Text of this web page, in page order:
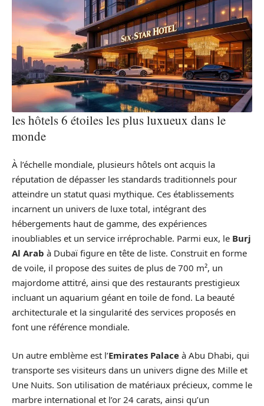
les hôtels 6 étoiles les plus luxueux dans le
monde
À l’échelle mondiale, plusieurs hôtels ont acquis la
réputation de dépasser les standards traditionnels pour
atteindre un statut quasi mythique. Ces établissements
incarnent un univers de luxe total, intégrant des
hébergements haut de gamme, des expériences
inoubliables et un service irréprochable. Parmi eux, le Burj
Al Arab à Dubaï figure en tête de liste. Construit en forme
de voile, il propose des suites de plus de 700 m², un
majordome attitré, ainsi que des restaurants prestigieux
incluant un aquarium géant en toile de fond. La beauté
architecturale et la singularité des services proposés en
font une référence mondiale.
Un autre emblème est l’Emirates Palace à Abu Dhabi, qui
transporte ses visiteurs dans un univers digne des Mille et
Une Nuits. Son utilisation de matériaux précieux, comme le
marbre international et l’or 24 carats, ainsi qu’un